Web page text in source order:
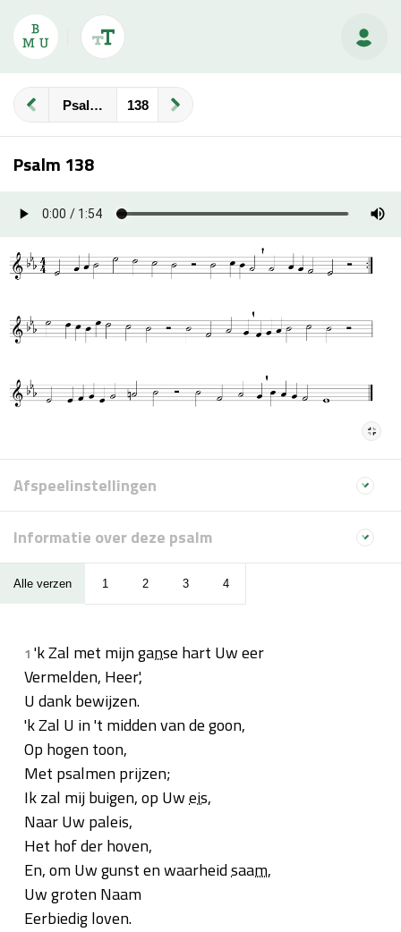
Psalmberijming
Psalm 138
Afspeelinstellingen
Informatie over deze psalm
Alle verzen 1 2 3 4
1 'k Zal met mijnganse hart Uw eer
Vermelden, Heer',
U dank bewijzen.
'k Zal U in 't midden van de goon,
Op hogen toon,
Met psalmen prijzen;
Ik zal mij buigen, op Uweis,
Naar Uw paleis,
Het hof der hoven,
En, om Uw gunst en waarheidsaam,
Uw groten Naam
Eerbiedig loven.